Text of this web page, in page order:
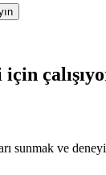
sunmak ve